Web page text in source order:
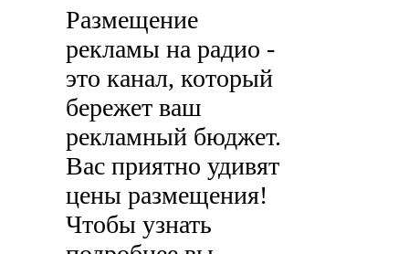
Размещение
рекламы на радио -
это канал, который
бережет ваш
рекламный бюджет.
Вас приятно удивят
цены размещения!
Чтобы узнать